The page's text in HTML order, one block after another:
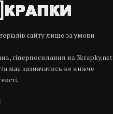
сайту лише за умови
гіперпосилання на 3krapky.net
має зазначатись не нижче